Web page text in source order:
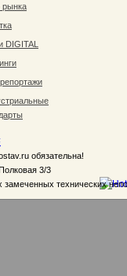
рынка
DIGITAL
обязательна!
3/3
технических